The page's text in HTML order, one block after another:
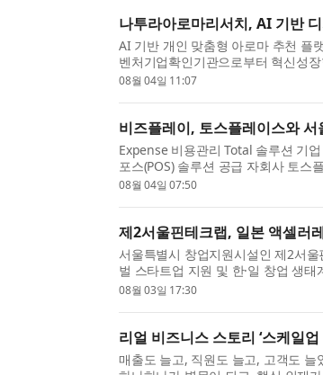
나투라아로마리서치, AI 기반
AI 기반 개인 맞춤형 아로마 추천 플
벤처기업확인기관으로부터 혁신성
술과 맞춤형 아로마 서비스의 성장 가
08월 04일 11:07
비즈플레이, 토스플레이스와
Expense 비용관리 Total 솔루션 기
포스(POS) 솔루션 공급 자회사 토스
기업 비용관리 사업 협력을 위한 전략
08월 04일 07:50
제2서울핀테크랩, 일본 액셀러
서울특별시 창업지원시설인 제2서
벌 스타트업 지원 및 한·일 창업 생
번 협약을 통해 양국 스타트업의 글로
08월 03일 17:30
리얼 비즈니스 스토리 ‘스케일
매출도 늘고, 직원도 늘고, 고객도